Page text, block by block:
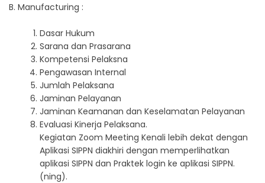
B. Manufacturing :
Dasar Hukum
Sarana dan Prasarana
Kompetensi Pelaksna
Pengawasan Internal
Jumlah Pelaksana
Jaminan Pelayanan
Jaminan Keamanan dan Keselamatan Pelayanan
Evaluasi Kinerja Pelaksana.
Kegiatan Zoom Meeting Kenali lebih dekat dengan
Aplikasi SIPPN diakhiri dengan memperlihatkan
aplikasi SIPPN dan Praktek login ke aplikasi SIPPN.
(ning).